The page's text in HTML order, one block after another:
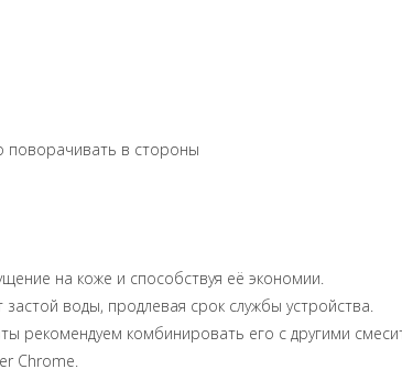
поворачивать в стороны
на коже и способствуя её экономии.
воды, продлевая срок службы устройства.
рекомендуем комбинировать его с другими
Chrome.